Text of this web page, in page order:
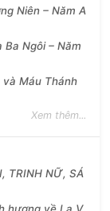
Niên – Năm A
Ngôi – Năm
Máu Thánh
Xem thêm...
TRINH NỮ, SÁ
hương về La V